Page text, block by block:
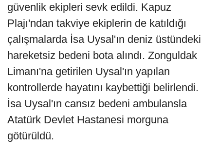
güvenlik ekipleri sevk edildi. Kapuz
Plajı'ndan takviye ekiplerin de katıldığı
çalışmalarda İsa Uysal'ın deniz üstündeki
hareketsiz bedeni bota alındı. Zonguldak
Limanı'na getirilen Uysal'ın yapılan
kontrollerde hayatını kaybettiği belirlendi.
İsa Uysal'ın cansız bedeni ambulansla
Atatürk Devlet Hastanesi morguna
götürüldü.